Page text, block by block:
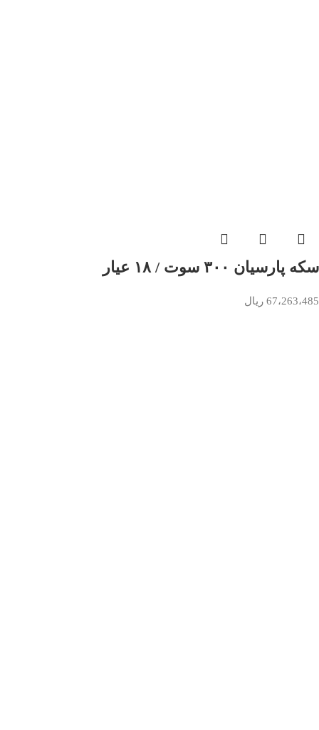
سکه پارسیان ۳۰۰ سوت / ۱۸ عیار
67،263،485 ریال